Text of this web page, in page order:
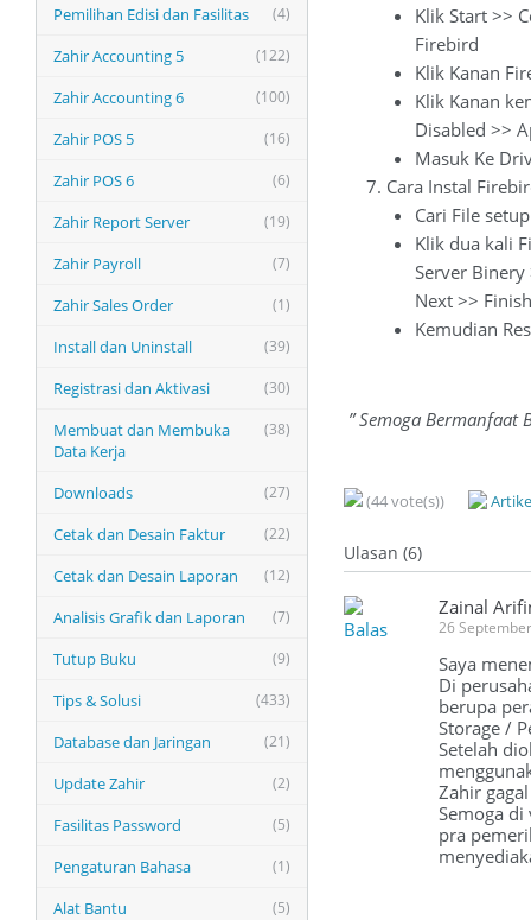
(4)
Pemilihan Edisi dan Fasilitas
(122)
Zahir Accounting 5
(100)
Zahir Accounting 6
(16)
Zahir POS 5
(6)
Zahir POS 6
(19)
Zahir Report Server
(7)
Zahir Payroll
(1)
Zahir Sales Order
(39)
Install dan Uninstall
(30)
Registrasi dan Aktivasi
(38)
Membuat dan Membuka
Data Kerja
(27)
Downloads
(22)
Cetak dan Desain Faktur
(12)
Cetak dan Desain Laporan
(7)
Analisis Grafik dan Laporan
(9)
Tutup Buku
(433)
Tips & Solusi
(21)
Database dan Jaringan
(2)
Update Zahir
(5)
Fasilitas Password
(1)
Pengaturan Bahasa
(5)
Alat Bantu
Klik Start >>
Firebird
Klik Kanan
Klik Kanan
Disabled >>
Masuk Ke
Cara Instal
Cari File
Klik dua kali
Server Binery
Next >>
Kemudian
” Semoga Bermanfaat
(44 vote(s))
Ulasan (6)
Balas
Zainal
26
Saya
Di
berupa
Storage /
Setelah
Zahir
Semoga
pra